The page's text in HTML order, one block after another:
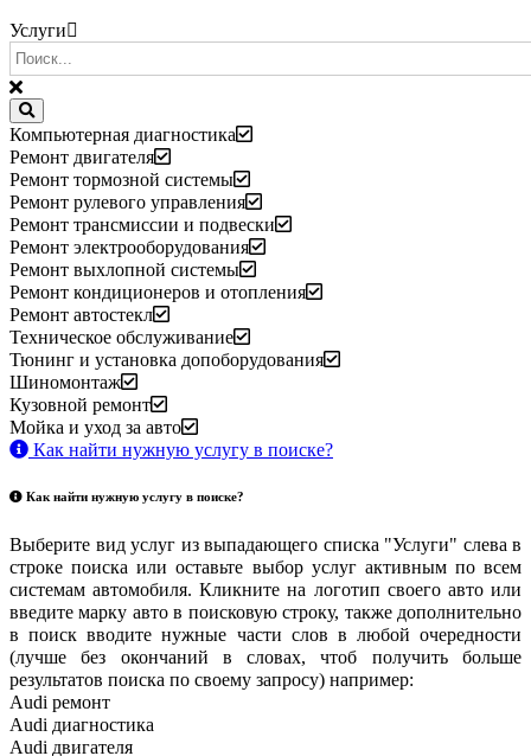
Услуги
Компьютерная диагностика
Ремонт двигателя
Ремонт тормозной системы
Ремонт рулевого управления
Ремонт трансмиссии и подвески
Ремонт электрооборудования
Ремонт выхлопной системы
Ремонт кондиционеров и отопления
Ремонт автостекл
Техническое обслуживание
Тюнинг и установка допоборудования
Шиномонтаж
Кузовной ремонт
Мойка и уход за авто
Как найти нужную услугу в поиске?
Как найти нужную услугу в поиске?
Выберите вид услуг из выпадающего списка "Услуги" слева в
строке поиска или оставьте выбор услуг активным по всем
системам автомобиля. Кликните на логотип своего авто или
введите марку авто в поисковую строку, также дополнительно
в поиск вводите нужные части слов в любой очередности
(лучше без окончаний в словах, чтоб получить больше
результатов поиска по своему запросу) например:
Audi ремонт
Audi диагностика
Audi двигателя